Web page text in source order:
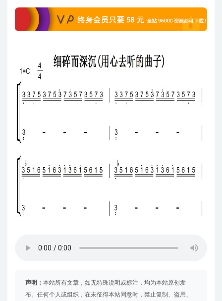
声明： 本站所有文章，如无特殊说明或标注，均为本站原创发
布。任何个人或组织，在未征得本站同意时，禁止复制、盗用、